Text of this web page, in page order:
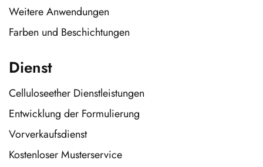
Weitere Anwendungen
Farben und Beschichtungen
Dienst
Celluloseether Dienstleistungen
Entwicklung der Formulierung
Vorverkaufsdienst
Kostenloser Musterservice